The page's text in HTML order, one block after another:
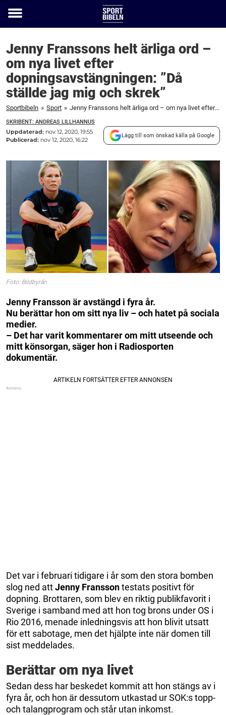
Toggle
Jenny Franssons helt ärliga ord –
om nya livet efter
dopningsavstängningen: ”Då
ställde jag mig och skrek”
Sportbibeln » Sport » Jenny Franssons helt ärliga ord – om nya livet efter dopningsavstängningen: ”Då ställde jag mig och skrek”
SKRIBENT: ANDREAS LILLHANNUS
Uppdaterad: nov 12, 2020, 19:55
Publicerad: nov 12, 2020, 16:22
Lägg till som önskad källa på Google
Foto: Bildbyrån
Jenny Fransson är avstängd i fyra år.
Nu berättar hon om sitt nya liv – och hatet på sociala
medier.
– Det har varit kommentarer om mitt utseende och
mitt könsorgan, säger hon i Radiosporten
dokumentär.
Det var i februari tidigare i år som den stora bomben
slog ned attJenny Franssontestats positivt för
dopning. Brottaren, som blev en riktig publikfavorit i
Sverige i samband med att hon tog brons under OS i
Rio 2016, menade inledningsvis att hon blivit utsatt
för ett sabotage, men det hjälpte inte när domen till
sist meddelades.
Berättar om nya livet
Sedan dess har beskedet kommit att hon stängs av i
fyra år, och hon är dessutom utkastad ur SOK:s topp-
och talangprogram och står utan inkomst.